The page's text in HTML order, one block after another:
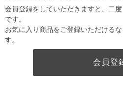
会員登録をしていただきますと、二
です。
お気に入り商品をご登録いただける
す。
会員登